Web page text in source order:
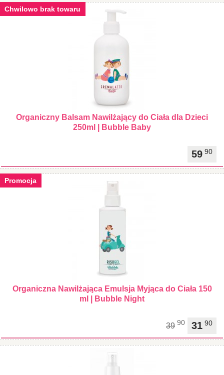
Chwilowo brak towaru
Organiczny Balsam Nawilżający do Ciała dla Dzieci
250ml | Bubble Baby
59 90
Promocja
Organiczna Nawilżająca Emulsja Myjąca do Ciała 150
ml | Bubble Night
31 90
39 90